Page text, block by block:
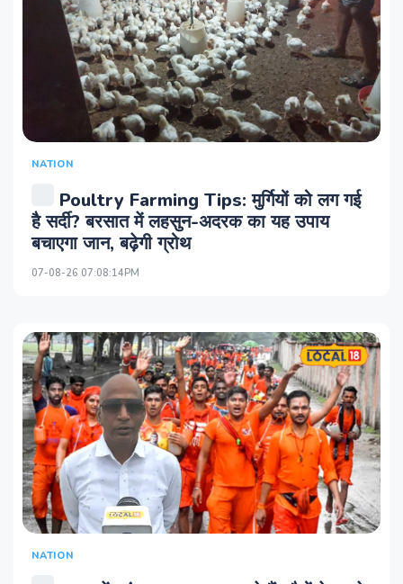
NATION
Poultry Farming Tips: मुर्गियों को लग गई
है सर्दी? बरसात में लहसुन-अदरक का यह उपाय
बचाएगा जान, बढ़ेगी ग्रोथ
07-08-26 07:08:14PM
NATION